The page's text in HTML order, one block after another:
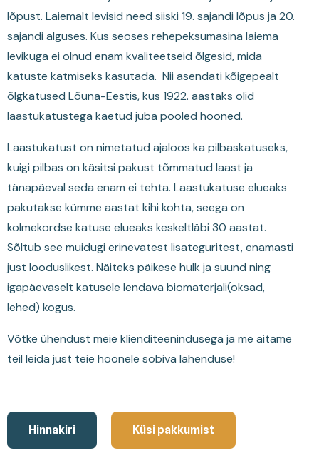
lõpust. Laiemalt levisid need siiski 19. sajandi lõpus ja 20.
sajandi alguses. Kus seoses rehepeksumasina laiema
levikuga ei olnud enam kvaliteetseid õlgesid, mida
katuste katmiseks kasutada. Nii asendati kõigepealt
õlgkatused Lõuna-Eestis, kus 1922. aastaks olid
laastukatustega kaetud juba pooled hooned.
Laastukatust on nimetatud ajaloos ka pilbaskatuseks,
kuigi pilbas on käsitsi pakust tõmmatud laast ja
tänapäeval seda enam ei tehta. Laastukatuse elueaks
pakutakse kümme aastat kihi kohta, seega on
kolmekordse katuse elueaks keskeltläbi 30 aastat.
Sõltub see muidugi erinevatest lisateguritest, enamasti
just looduslikest. Näiteks päikese hulk ja suund ning
igapäevaselt katusele lendava biomaterjali(oksad,
lehed) kogus.
Võtke ühendust meie klienditeenindusega ja me aitame
teil leida just teie hoonele sobiva lahenduse!
Hinnakiri Küsi pakkumist